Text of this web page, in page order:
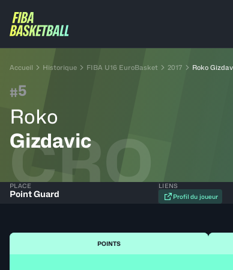
Accueil Historique FIBA U16 EuroBasket 2017 Roko
#5
Roko
Gizdavic
CRO
PLACE
Point Guard
LIENS
Profil du joueur
POINTS